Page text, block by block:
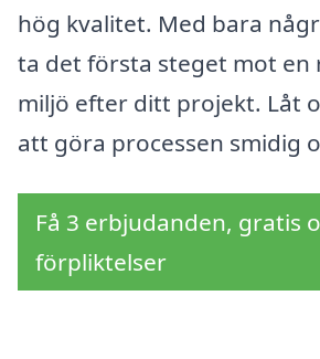
hög kvalitet. Med bara
ta det första steget mot en
miljö efter ditt projekt. Låt
att göra processen smidig
Få 3 erbjudanden, gratis
förpliktelser